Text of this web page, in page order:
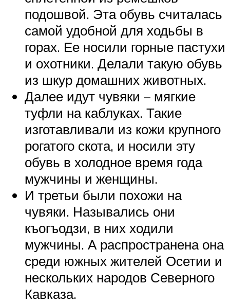
подошвой. Эта обувь считалась
самой удобной для ходьбы в
горах. Ее носили горные пастухи
и охотники. Делали такую обувь
из шкур домашних животных.
Далее идут чувяки – мягкие
туфли на каблуках. Такие
изготавливали из кожи крупного
рогатого скота, и носили эту
обувь в холодное время года
мужчины и женщины.
И третьи были похожи на
чувяки. Назывались они
къогъодзи, в них ходили
мужчины. А распространена она
среди южных жителей Осетии и
нескольких народов Северного
Кавказа.